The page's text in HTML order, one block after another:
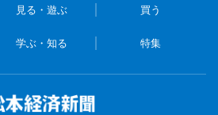
見る・遊ぶ 買う
学ぶ・知る 特集